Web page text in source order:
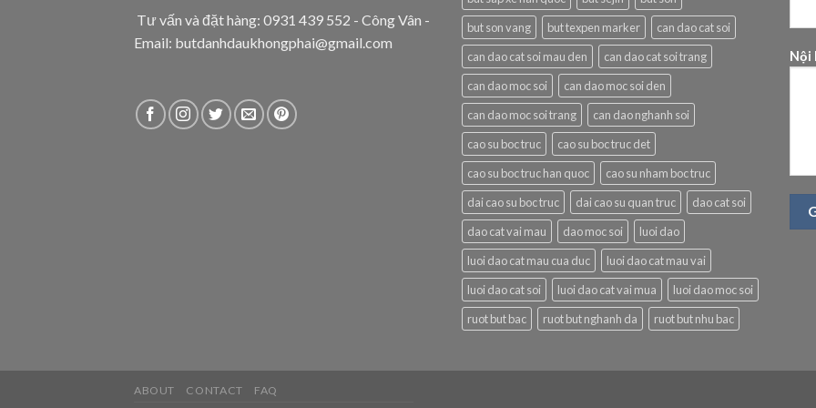
Tư vấn và đặt hàng: 0931 439 552 - Công Vân -
Email: butdanhdaukhongphai@gmail.com
but son vang
but texpen marker
can dao cat soi
can dao cat soi mau den
can dao cat soi trang
can dao moc soi
can dao moc soi den
can dao moc soi trang
can dao nghanh soi
cao su boc truc
cao su boc truc det
cao su boc truc han quoc
cao su nham boc truc
dai cao su boc truc
dai cao su quan truc
dao cat soi
dao cat vai mau
dao moc soi
luoi dao
luoi dao cat mau cua duc
luoi dao cat mau vai
luoi dao cat soi
luoi dao cat vai mua
luoi dao moc soi
ruot but bac
ruot but nghanh da ruot but nhu bac
Nội
ABOUT CONTACT FAQ